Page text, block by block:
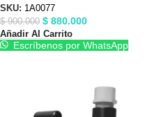
SKU: 1A0077
$900.000 $ 880.000
Añadir Al Carrito
Escríbenos por WhatsApp